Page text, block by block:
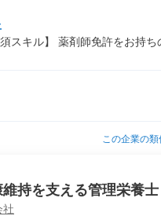
スキル】 薬剤師免許をお持ち
この企業の
持を支える管理栄養士
社